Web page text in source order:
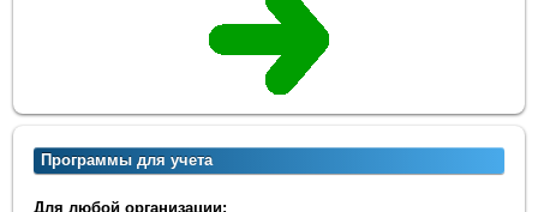
Программы для учета
Для любой организации: